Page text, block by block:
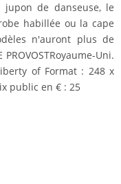
de danseuse, le
habillée ou la cape
n'auront plus de
Uni.
of Format : 248 x
public en € : 25